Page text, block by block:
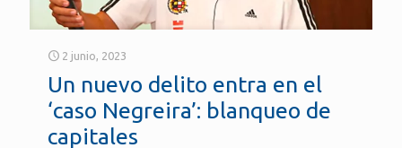
2 junio, 2023
Un nuevo delito entra en el
‘caso Negreira’: blanqueo de
capitales